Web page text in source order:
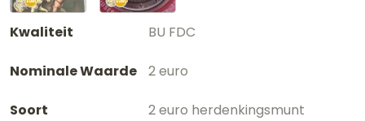
Kwaliteit BU FDC
Nominale Waarde 2 euro
Soort 2 euro herdenkingsmunt